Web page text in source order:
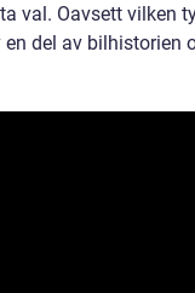
val. Oavsett vilken
del av bilhistorien